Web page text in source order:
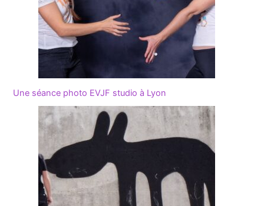
Une séance photo EVJF studio à Lyon